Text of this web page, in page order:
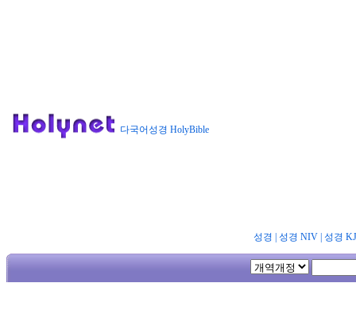
다국어성경 HolyBible
성경 성경 NIV| 성경